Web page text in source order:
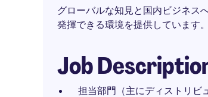
グローバルな知見と国内ビジネス
発揮できる環境を提供しています。
Job
担当部門（主にディストリビ